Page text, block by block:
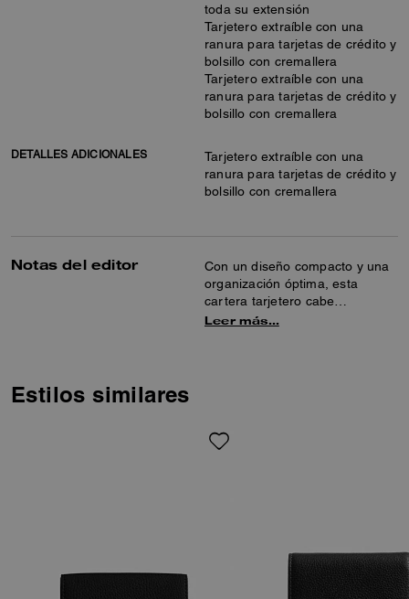
toda su extensión
Tarjetero extraíble con una
ranura para tarjetas de crédito y
bolsillo con cremallera
Tarjetero extraíble con una
ranura para tarjetas de crédito y
bolsillo con cremallera
DETALLES ADICIONALES
Tarjetero extraíble con una
ranura para tarjetas de crédito y
bolsillo con cremallera
Notas del editor
Con un diseño compacto y una
organización óptima, esta
cartera tarjetero cabe
fácilmente en un bolso de
guardar los billetes. Se
Leer más…
Estilos similares